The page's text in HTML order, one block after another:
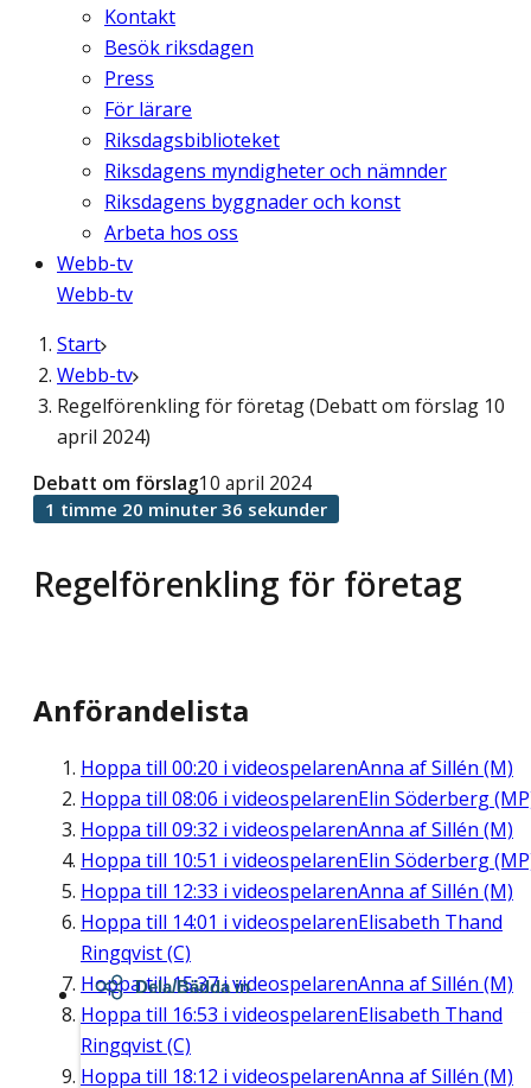
Kontakt
Besök riksdagen
Press
För lärare
Riksdagsbiblioteket
Riksdagens myndigheter och nämnder
Riksdagens byggnader och konst
Arbeta hos oss
Webb-tv
Webb-tv
Start
Webb-tv
Regelförenkling för företag (Debatt om förslag 10
april 2024)
Regelförenkling för företag
Debatt om förslag10 april 2024
1 timme 20 minuter 36 sekunder
Anförandelista
Hoppa till 00:20 i videospelarenAnna af Sillén (M)
Hoppa till 08:06 i videospelarenElin Söderberg
Hoppa till 09:32 i videospelarenAnna af Sillén (M)
Hoppa till 10:51 i videospelarenElin Söderberg
Hoppa till 12:33 i videospelarenAnna af Sillén (M)
Hoppa till 14:01 i videospelarenElisabeth Thand
Ringqvist (C)
Hoppa till15:37i videospelarenAnna af Sillén (M)
Hoppa till 16:53 i videospelarenElisabeth Thand
Ringqvist (C)
Hoppa till 18:12 i videospelarenAnna af Sillén (M)
Dela/Bädda in